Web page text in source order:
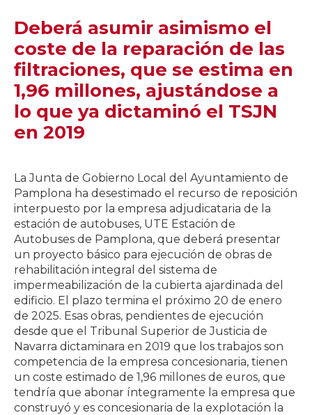
Deberá asumir asimismo el
coste de la reparación de las
filtraciones, que se estima en
1,96 millones, ajustándose a
lo que ya dictaminó el TSJN
en 2019
La Junta de Gobierno Local del Ayuntamiento de
Pamplona ha desestimado el recurso de reposición
interpuesto por la empresa adjudicataria de la
estación de autobuses, UTE Estación de
Autobuses de Pamplona, que deberá presentar
un proyecto básico para ejecución de obras de
rehabilitación integral del sistema de
impermeabilización de la cubierta ajardinada del
edificio. El plazo termina el próximo 20 de enero
de 2025. Esas obras, pendientes de ejecución
desde que el Tribunal Superior de Justicia de
Navarra dictaminara en 2019 que los trabajos son
competencia de la empresa concesionaria, tienen
un coste estimado de 1,96 millones de euros, que
tendría que abonar íntegramente la empresa que
construyó y es concesionaria de la explotación la